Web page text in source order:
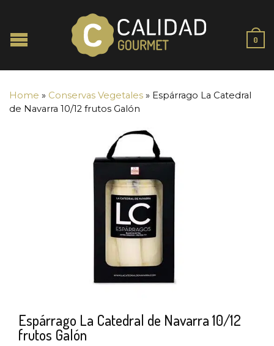
0
Home » Conservas Vegetales » Espárrago La Catedral
de Navarra 10/12 frutos Galón
Espárrago La Catedral de Navarra 10/12
frutos Galón